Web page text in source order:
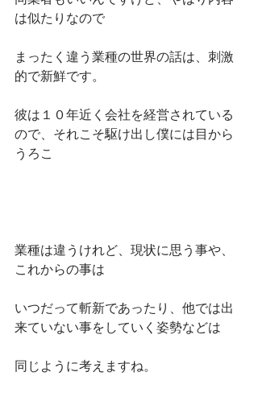
は似たりなので
まったく違う業種の世界の話は、刺激
的で新鮮です。
彼は１０年近く会社を経営されている
ので、それこそ駆け出し僕には目から
うろこ
業種は違うけれど、現状に思う事や、
これからの事は
いつだって斬新であったり、他では出
来ていない事をしていく姿勢などは
同じように考えますね。